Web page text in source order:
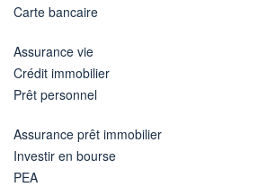
Carte bancaire
Assurance vie
Crédit immobilier
Prêt personnel
Assurance prêt immobilier
Investir en bourse
PEA